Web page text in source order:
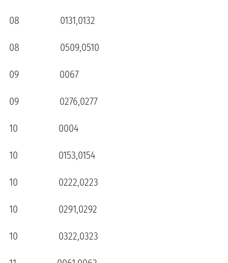
08 0131,0132
08 0509,0510
09 0067
09 0276,0277
10 0004
10 0153,0154
10 0222,0223
10 0291,0292
10 0322,0323